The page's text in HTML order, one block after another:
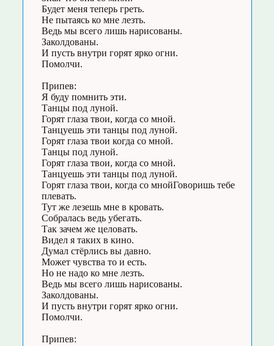
Будет меня теперь греть.
Не пытаясь ко мне лезть.
Ведь мы всего лишь нарисованы.
Заколдованы.
И пусть внутри горят ярко огни.
Помолчи.
Припев:
Я буду помнить эти.
Танцы под луной.
Горят глаза твои, когда со мной.
Танцуешь эти танцы под луной.
Горят глаза твои когда со мной.
Танцы под луной.
Горят глаза твои, когда со мной.
Танцуешь эти танцы под луной.
Горят глаза твои, когда со мнойГоворишь тебе
плевать.
Тут же лезешь мне в кровать.
Собралась ведь убегать.
Так зачем же целовать.
Видел я таких в кино.
Думал стёрлись вы давно.
Может чувства то и есть.
Но не надо ко мне лезть.
Ведь мы всего лишь нарисованы.
Заколдованы.
И пусть внутри горят ярко огни.
Помолчи.
Припев: